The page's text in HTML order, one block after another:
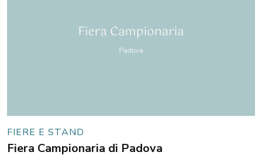
FIERE E STAND
Fiera Campionaria di Padova